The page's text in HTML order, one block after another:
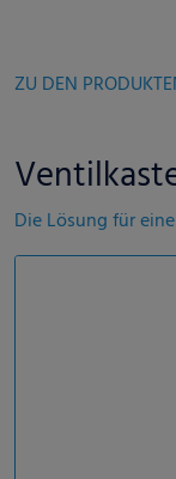
ZU DEN
Die Lösung für